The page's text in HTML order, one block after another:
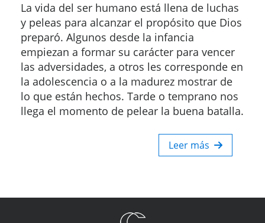
La vida del ser humano está llena de luchas
y peleas para alcanzar el propósito que Dios
preparó. Algunos desde la infancia
empiezan a formar su carácter para vencer
las adversidades, a otros les corresponde en
la adolescencia o a la madurez mostrar de
lo que están hechos. Tarde o temprano nos
llega el momento de pelear la buena batalla.
Leer más